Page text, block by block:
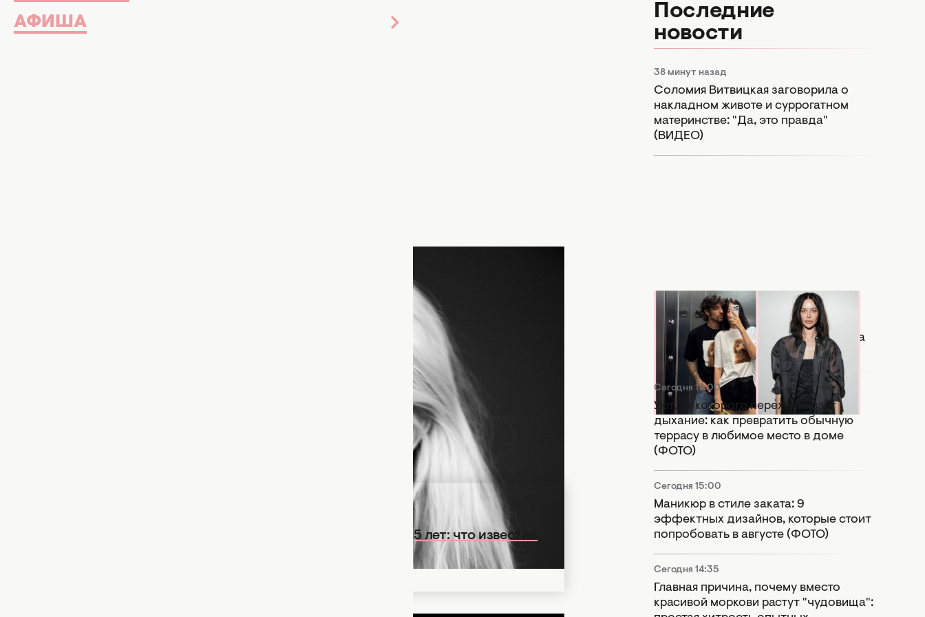
АФИША
Из жизни ушла известная певица Лорен Беннетт...
. В возрасте 37 лет
скончалась британская певица Лорен Беннетт, получившая мировую
известность благодаря участию в записи культовой композиции "Party Rock
участники ее бывшей группы GRL. В то же
время причины смерти Лорен Беннетт пока не разглашают.
Звезда культового хоррора "Звонок" умерла в 35 лет: что известно
Последние
новости
38 минут назад
Соломия Витвицкая заговорила о
накладном животе и суррогатном
материнстве: "Да, это правда"
(ВИДЕО)
Сегодня 17:56
Копия бывшей: в Сети активно
сравнивают новую девушку Дантеса
с Дорофеевой (ФОТО)
Сегодня 17:00
Уют, от которого перехватывает
дыхание: как превратить обычную
террасу в любимое место в доме
(ФОТО)
Сегодня 15:00
Маникюр в стиле заката: 9
эффектных дизайнов, которые стоит
попробовать в августе (ФОТО)
Сегодня 14:35
Главная причина, почему вместо
красивой моркови растут "чудовища":